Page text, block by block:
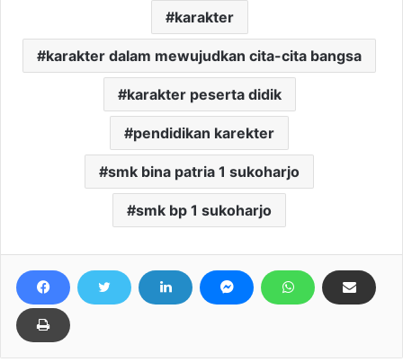
karakter
karakter dalam mewujudkan cita-cita bangsa
karakter peserta didik
pendidikan karekter
smk bina patria 1 sukoharjo
smk bp 1 sukoharjo